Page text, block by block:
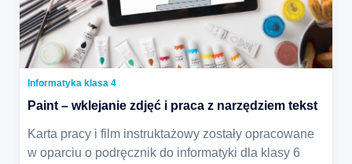
Informatyka klasa 4
Paint – wklejanie zdjęć i praca z narzędziem tekst
Karta pracy i film instruktażowy zostały opracowane
w oparciu o podręcznik do informatyki dla klasy 6